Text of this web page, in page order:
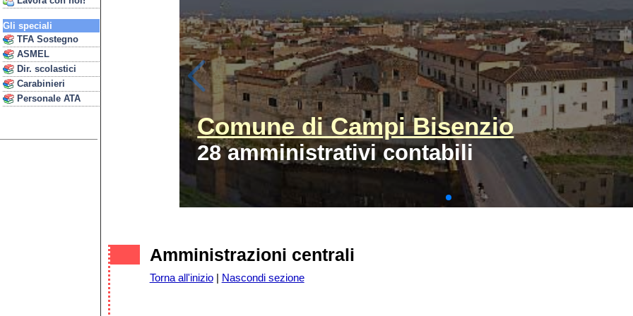
Gli speciali
TFA Sostegno
ASMEL
Dir. scolastici
Carabinieri
Personale ATA
Comune di Campi Bisenzio
28 amministrativi contabili
Amministrazioni centrali
Torna all'inizio| Nascondi sezione